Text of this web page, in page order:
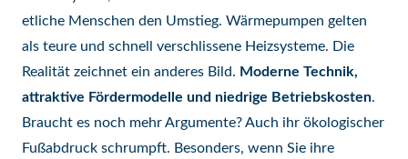
etliche Menschen den Umstieg. Wärmepumpen gelten
als teure und schnell verschlissene Heizsysteme. Die
Realität zeichnet ein anderes Bild. Moderne Technik,
attraktive Fördermodelle und niedrige Betriebskosten.
Braucht es noch mehr Argumente? Auch ihr ökologischer
Fußabdruck schrumpft. Besonders, wenn Sie ihre